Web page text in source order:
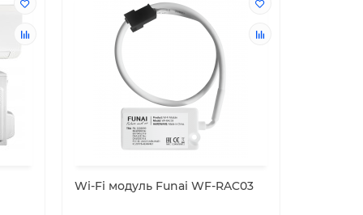
Wi-Fi модуль Funai WF-RAC03